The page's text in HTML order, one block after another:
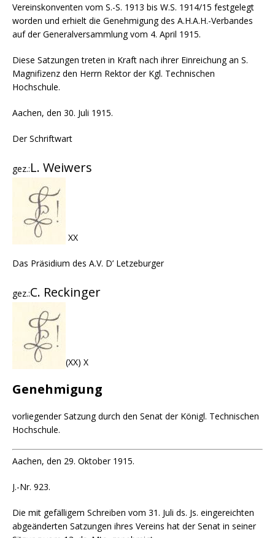
Vereinskonventen vom S.-S. 1913 bis W.S. 1914/15 festgelegt
worden und erhielt die Genehmigung des A.H.A.H.-Verbandes
auf der Generalversammlung vom 4. April 1915.
Diese Satzungen treten in Kraft nach ihrer Einreichung an S.
Magnifizenz den Herrn Rektor der Kgl. Technischen
Hochschule.
Aachen, den 30. Juli 1915.
Der Schriftwart
gez.:L. Weiwers
XX
Das Präsidium des A.V. D’ Letzeburger
gez.:C. Reckinger
(XX) X
Genehmigung
vorliegender Satzung durch den Senat der Königl. Technischen
Hochschule.
Aachen, den 29. Oktober 1915.
J.-Nr. 923.
Die mit gefälligem Schreiben vom 31. Juli ds. Js. eingereichten
abgeänderten Satzungen ihres Vereins hat der Senat in seiner